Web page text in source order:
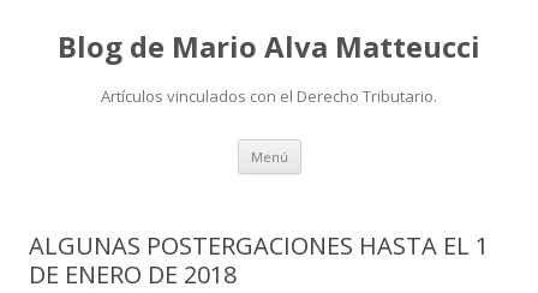
Blog de Mario Alva Matteucci
Artículos vinculados con el Derecho Tributario.
Menú Ir
contenido
ALGUNAS POSTERGACIONES HASTA EL 1
DE ENERO DE 2018